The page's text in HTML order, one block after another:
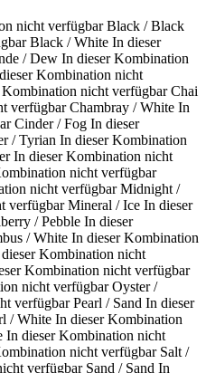
nicht verfügbar Black / Black
Black / White In dieser
/ Dew In dieser Kombination
Kombination nicht
nicht verfügbar Chai
verfügbar Chambray / White In
Cinder / Fog In dieser
/ Tyrian In dieser Kombination
In dieser Kombination nicht
nicht verfügbar
nicht verfügbar Midnight /
verfügbar Mineral / Ice In dieser
/ Pebble In dieser
/ White In dieser Kombination
Kombination nicht
Kombination nicht verfügbar
nicht verfügbar Oyster /
verfügbar Pearl / Sand In dieser
/ White In dieser Kombination
In dieser Kombination nicht
nicht verfügbar Salt /
verfügbar Sand / Sand In